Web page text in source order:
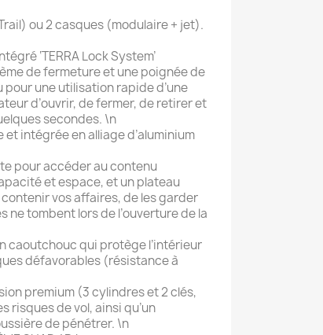
ou 2 casques (modulaire + jet).
‘TERRA Lock System’
de fermeture et une poignée de
une utilisation rapide d’une
d’ouvrir, de fermer, de retirer et
secondes. \n
intégrée en alliage d’aluminium
pour accéder au contenu
et espace, et un plateau
vos affaires, de les garder
ne tombent lors de l’ouverture de la
caoutchouc qui protège l’intérieur
défavorables (résistance à
premium (3 cylindres et 2 clés,
risques de vol, ainsi qu’un
de pénétrer. \n